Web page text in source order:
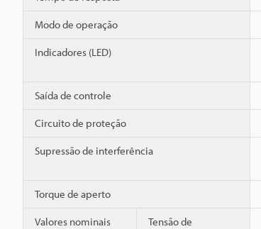
Modo de operação
Indicadores (LED)
Saída de controle
Circuito de proteção
Supressão de interferência
Torque de aperto
Valores nominais
Tensão de